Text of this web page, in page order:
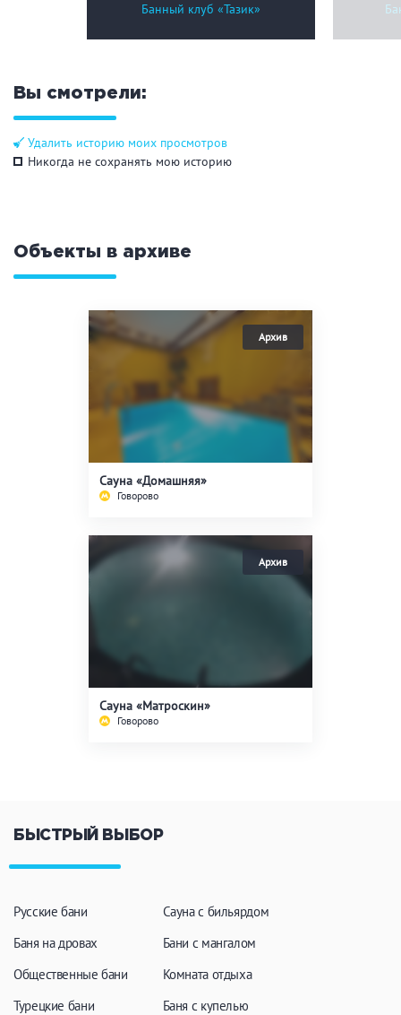
Круглосуточно
Банный комплекс
Джакузи
Обливная кадушка
Караоке
Настольные игры
Мангал/ барбекю
Со своей едой
Заказ по меню
Ресторан/ бар
На берегу водоема
ПРИМЕНИТЬ ФИЛЬТРЫ
Банный клуб «Тазик»
Вы смотрели:
Удалить историю моих просмотров
Никогда не сохранять мою историю
Объекты в архиве
Сауна «Домашняя»
Говорово
Сауна «Матроскин»
Говорово
БЫСТРЫЙ ВЫБОР
Русские бани
Баня на дровах
Общественные бани
Турецкие бани
Сауна с бильярдом
Бани с мангалом
Комната отдыха
Баня с купелью